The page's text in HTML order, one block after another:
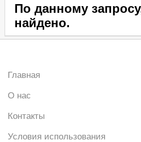
По данному
найдено.
Главная
О нас
Контакты
Условия использования